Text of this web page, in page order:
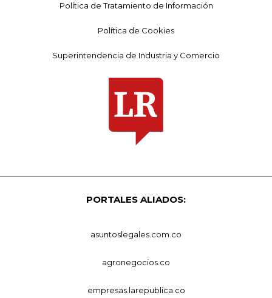
Política de Tratamiento de Información
Política de Cookies
Superintendencia de Industria y Comercio
PORTALES ALIADOS:
asuntoslegales.com.co
agronegocios.co
empresas.larepublica.co